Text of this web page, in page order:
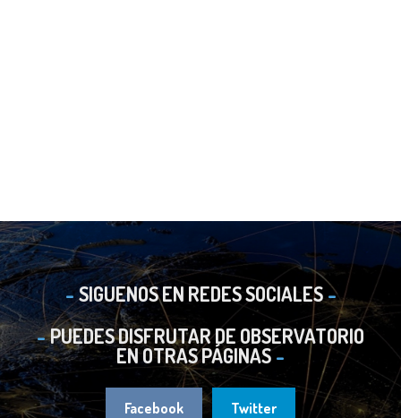
SIGUENOS EN REDES SOCIALES
PUEDES DISFRUTAR DE OBSERVATORIO
EN OTRAS PÁGINAS
Facebook Twitter